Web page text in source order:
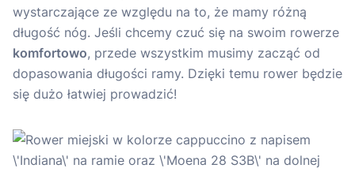
wystarczające ze względu na to, że mamy różną
długość nóg. Jeśli chcemy czuć się na swoim rowerze
komfortowo, przede wszystkim musimy zacząć od
dopasowania długości ramy. Dzięki temu rower będzie
się dużo łatwiej prowadzić!